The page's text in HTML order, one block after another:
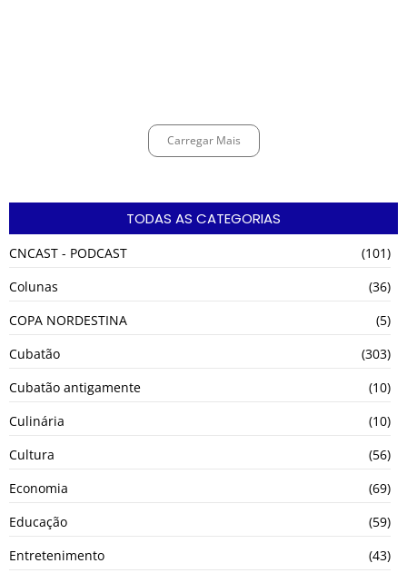
Carregar Mais
TODAS AS CATEGORIAS
CNCAST - PODCAST
(101)
Colunas
(36)
COPA NORDESTINA
(5)
Cubatão
(303)
Cubatão antigamente
(10)
Culinária
(10)
Cultura
(56)
Economia
(69)
Educação
(59)
Entretenimento
(43)